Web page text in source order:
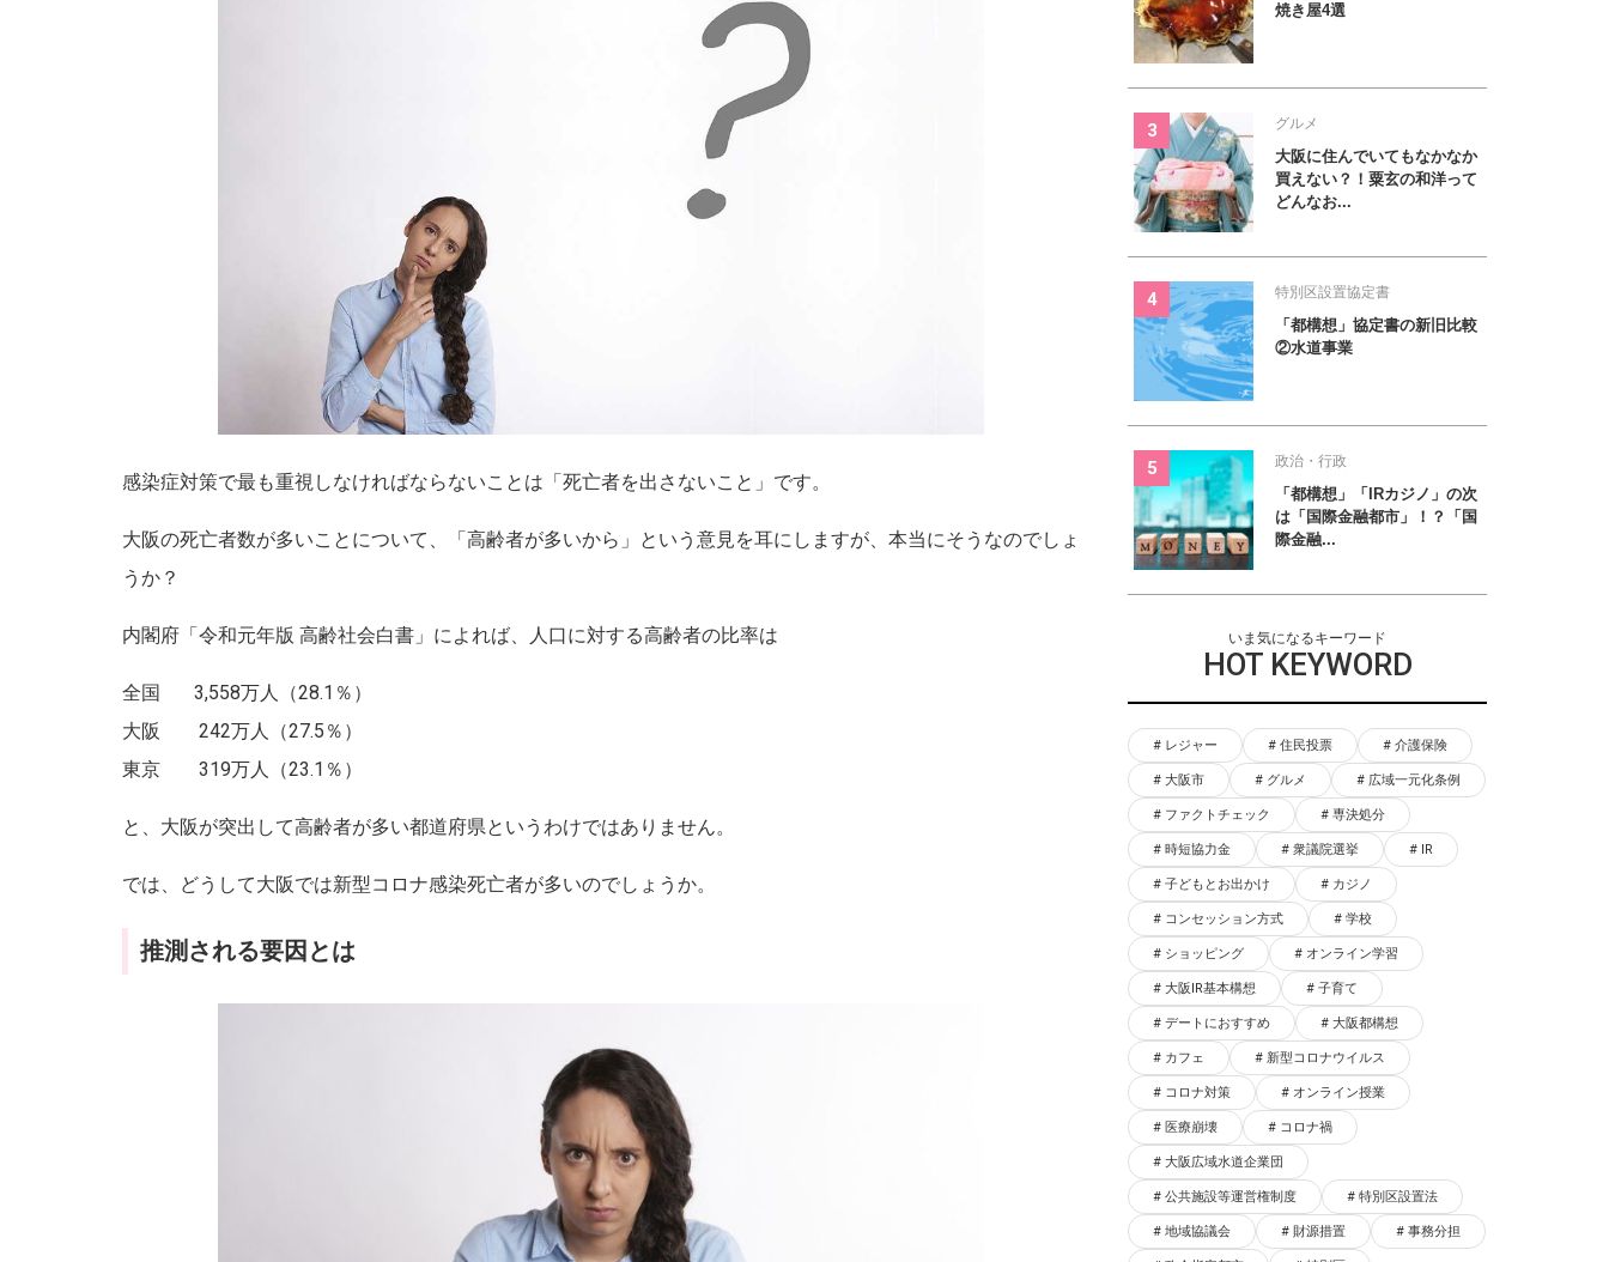
感染症対策で最も重視しなければならないことは「死亡者を出さないこと」です。
大阪の死亡者数が多いことについて、「高齢者が多いから」という意見を耳にしますが、本当にそうなのでしょ
うか？
内閣府「令和元年版 高齢社会白書」によれば、人口に対する高齢者の比率は
全国 3,558万人（28.1％）
大阪 242万人（27.5％）
東京 319万人（23.1％）
と、大阪が突出して高齢者が多い都道府県というわけではありません。
では、どうして大阪では新型コロナ感染死亡者が多いのでしょうか。
推測される要因とは
焼き屋4選
グルメ
大阪に住んでいてもなかなか
買えない？！粟玄の和洋って
どんなお...
特別区設置協定書
「都構想」協定書の新旧比較
②水道事業
政治・行政
「都構想」「IRカジノ」の次
は「国際金融都市」！？「国
際金融...
いま気になるキーワード
HOT KEYWORD
レジャー 住民投票 介護保険
大阪市 グルメ 広域一元化条例
ファクトチェック 専決処分
時短協力金 衆議院選挙 IR
子どもとお出かけ カジノ
コンセッション方式 学校
ショッピング オンライン学習
大阪IR基本構想 子育て
デートにおすすめ 大阪都構想
カフェ 新型コロナウイルス
コロナ対策 オンライン授業
医療崩壊 コロナ禍
大阪広域水道企業団
公共施設等運営権制度 特別区設置法
地域協議会 財源措置 事務分担